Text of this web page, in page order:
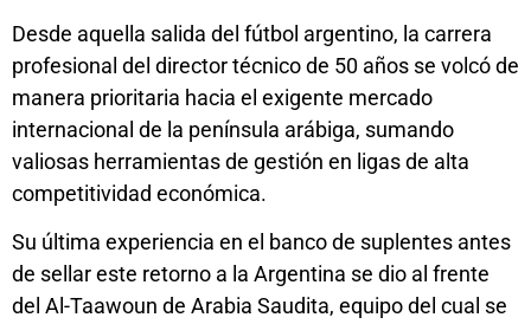
Desde aquella salida del fútbol argentino, la carrera
profesional del director técnico de 50 años se volcó de
manera prioritaria hacia el exigente mercado
internacional de la península arábiga, sumando
valiosas herramientas de gestión en ligas de alta
competitividad económica.
Su última experiencia en el banco de suplentes antes
de sellar este retorno a la Argentina se dio al frente
del Al-Taawoun de Arabia Saudita, equipo del cual se